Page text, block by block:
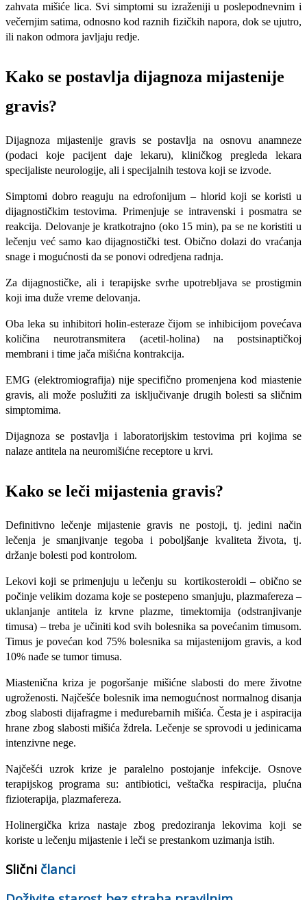
zahvata mišiće lica. Svi simptomi su izraženiji u poslepodnevnim i
večernjim satima, odnosno kod raznih fizičkih napora, dok se ujutro,
ili nakon odmora javljaju redje.
Kako se postavlja dijagnoza mijastenije
gravis?
Dijagnoza mijastenije gravis se postavlja na osnovu anamneze
(podaci koje pacijent daje lekaru), kliničkog pregleda lekara
specijaliste neurologije, ali i specijalnih testova koji se izvode.
Simptomi dobro reaguju na edrofonijum – hlorid koji se koristi u
dijagnostičkim testovima. Primenjuje se intravenski i posmatra se
reakcija. Delovanje je kratkotrajno (oko 15 min), pa se ne koristiti u
lečenju već samo kao dijagnostički test. Obično dolazi do vraćanja
snage i mogućnosti da se ponovi odredjena radnja.
Za dijagnostičke, ali i terapijske svrhe upotrebljava se prostigmin
koji ima duže vreme delovanja.
Oba leka su inhibitori holin-esteraze čijom se inhibicijom povećava
količina neurotransmitera (acetil-holina) na postsinaptičkoj
membrani i time jača mišićna kontrakcija.
EMG (elektromiografija) nije specifično promenjena kod miastenie
gravis, ali može poslužiti za isključivanje drugih bolesti sa sličnim
simptomima.
Dijagnoza se postavlja i laboratorijskim testovima pri kojima se
nalaze antitela na neuromišićne receptore u krvi.
Kako se leči mijastenia gravis?
Definitivno lečenje mijastenie gravis ne postoji, tj. jedini način
lečenja je smanjivanje tegoba i poboljšanje kvaliteta života, tj.
držanje bolesti pod kontrolom.
Lekovi koji se primenjuju u lečenju su kortikosteroidi – obično se
počinje velikim dozama koje se postepeno smanjuju, plazmafereza –
uklanjanje antitela iz krvne plazme, timektomija (odstranjivanje
timusa) – treba je učiniti kod svih bolesnika sa povećanim timusom.
Timus je povećan kod 75% bolesnika sa mijastenijom gravis, a kod
10% nađe se tumor timusa.
Miastenična kriza je pogoršanje mišićne slabosti do mere životne
ugroženosti. Najčešće bolesnik ima nemogućnost normalnog disanja
zbog slabosti dijafragme i međurebarnih mišića. Česta je i aspiracija
hrane zbog slabosti mišića ždrela. Lečenje se sprovodi u jedinicama
intenzivne nege.
Najčešći uzrok krize je paralelno postojanje infekcije. Osnove
terapijskog programa su: antibiotici, veštačka respiracija, plućna
fizioterapija, plazmafereza.
Holinergička kriza nastaje zbog predoziranja lekovima koji se
koriste u lečenju mijastenie i leči se prestankom uzimanja istih.
Slični članci